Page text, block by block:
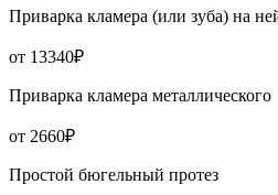
Приварка кламера (или зуба) на
от 13340₽
Приварка кламера металлического
от 2660₽
Простой бюгельный протез